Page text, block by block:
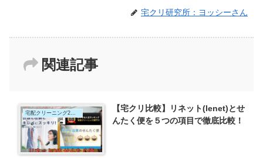
宅クリ研究所：ヨッシーさん
関連記事
宅配クリーニング2社比較
【宅クリ比較】リネット(lenet)とせ
んたく便を５つの項目で徹底比較！